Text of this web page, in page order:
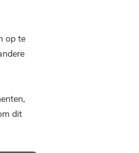
op te
dit